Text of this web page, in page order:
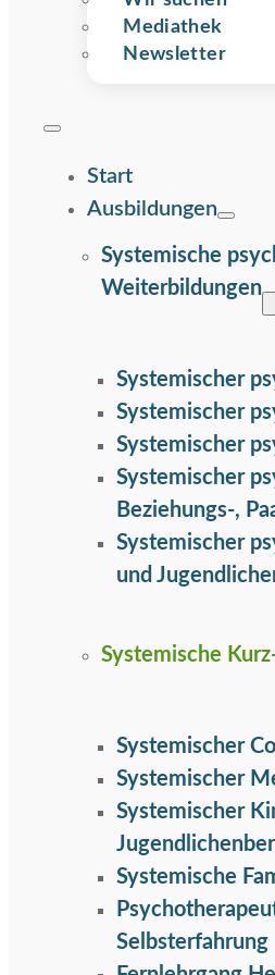
Mediathek
Newsletter
Start
Ausbildungen
Systemische
Weiterbildungen
Systemischer
Systemischer
Systemischer
Systemischer
Beziehungs-,
Systemischer
und
Systemische
Systemischer
Systemischer
Systemischer
Systemische
Selbsterfahrung